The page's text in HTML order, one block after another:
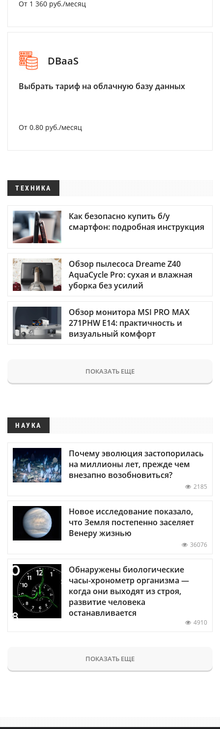
От 1 360 руб./месяц
DBaaS
Выбрать тариф на облачную базу данных
От 0.80 руб./месяц
ТЕХНИКА
Как безопасно купить б/у
смартфон: подробная инструкция
Обзор пылесоса Dreame Z40
AquaCycle Pro: сухая и влажная
уборка без усилий
Обзор монитора MSI PRO MAX
271PHW E14: практичность и
визуальный комфорт
ПОКАЗАТЬ ЕЩЕ
НАУКА
Почему эволюция застопорилась
на миллионы лет, прежде чем
внезапно возобновиться?
2185
Новое исследование показало,
что Земля постепенно заселяет
Венеру жизнью
36076
Обнаружены биологические
часы-хронометр организма —
когда они выходят из строя,
развитие человека
останавливается
4910
ПОКАЗАТЬ ЕЩЕ